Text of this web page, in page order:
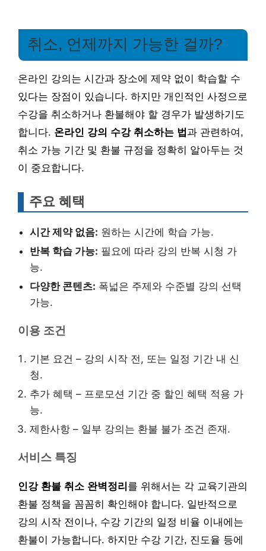
취소, 언제까지 가능한 걸까?
온라인 강의는 시간과 장소에 제약 없이 학습할 수
있다는 장점이 있습니다. 하지만 개인적인 사정으로
수강을 취소하거나 환불해야 할 경우가 발생하기도
합니다. 온라인 강의 수강 취소하는 법 과 관련하여,
취소 가능 기간 및 환불 규정을 정확히 알아두는 것
이 중요합니다.
주요 혜택
시간 제약 없음: 원하는 시간에 학습 가능.
반복 학습 가능: 필요에 따라 강의 반복 시청 가
능.
다양한 콘텐츠: 폭넓은 주제와 수준별 강의 선택
가능.
이용 조건
기본 요건 – 강의 시작 전, 또는 일정 기간 내 신
청.
추가 혜택 – 프로모션 기간 중 할인 혜택 적용 가
능.
제한사항 – 일부 강의는 환불 불가 조건 존재.
서비스 특징
인강 환불 취소 완벽정리 를 위해서는 각 교육기관의
환불 정책을 꼼꼼히 확인해야 합니다. 일반적으로
강의 시작 전이나, 수강 기간의 일정 비율 이내에는
환불이 가능합니다. 하지만 수강 기간, 진도율 등에